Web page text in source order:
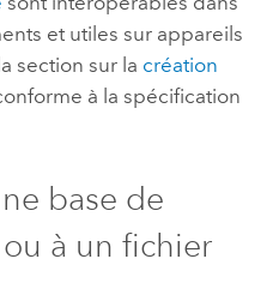
et utiles sur appareils
section sur la création
à la spécification
base de
ou à un fichier